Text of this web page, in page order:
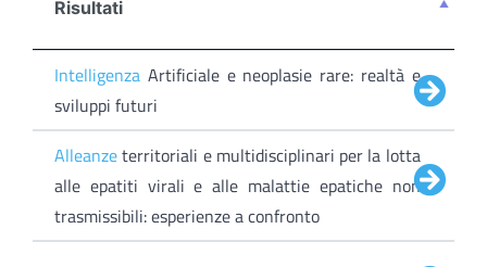
Risultati
Intelligenza Artificiale e neoplasie rare: realtà e
sviluppi futuri
Alleanzeterritoriali e multidisciplinari per la lotta
alle epatiti virali e alle malattie epatiche non
trasmissibili: esperienze a confronto